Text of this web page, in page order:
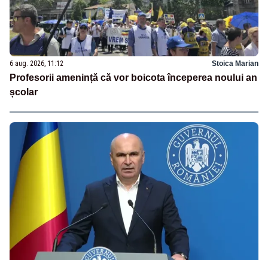
6 aug. 2026, 11:12 Stoica Marian
Profesorii amenință că vor boicota începerea noului an
școlar